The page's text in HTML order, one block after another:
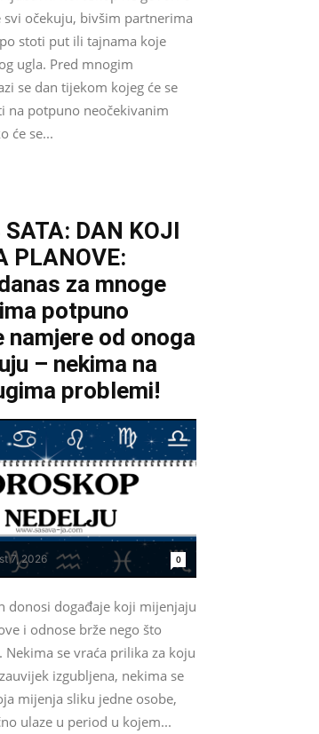
očekuju, bivšim partnerima
stoti put ili tajnama koje
ugla. Pred mnogim
se dan tijekom kojeg će se
na potpuno neočekivanim
će se...
SATA: DAN KOJI
PLANOVE:
za mnoge
potpuno
namjere od onoga
– nekima na
problemi!
7, 2026 0
donosi događaje koji mijenjaju
i odnose brže nego što
Nekima se vraća prilika za koju
izgubljena, nekima se
mijenja sliku jedne osobe,
ulaze u period u kojem...